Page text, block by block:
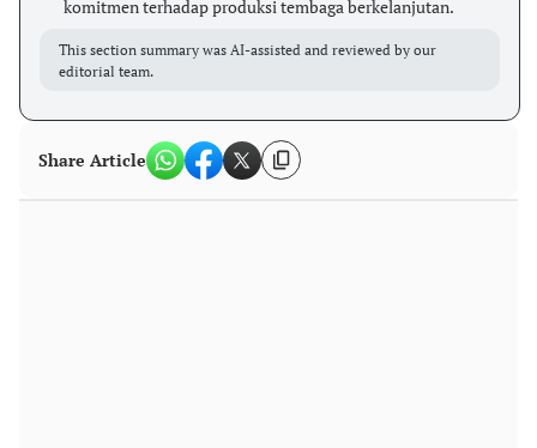
komitmen terhadap produksi tembaga berkelanjutan.
This section summary was AI-assisted and reviewed by our
editorial team.
Share Article